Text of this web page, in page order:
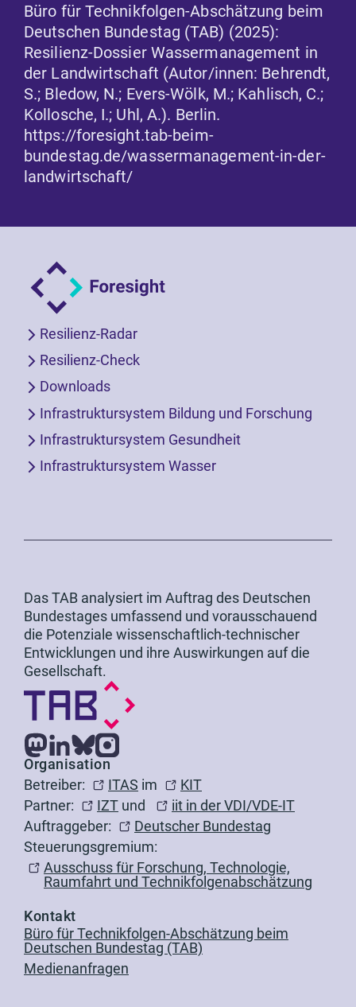
Büro für Technikfolgen-Abschätzung beim
Deutschen Bundestag (TAB) (2025):
Resilienz-Dossier Wassermanagement in
der Landwirtschaft (Autor/innen: Behrendt,
S.; Bledow, N.; Evers-Wölk, M.; Kahlisch, C.;
Kollosche, I.; Uhl, A.). Berlin.
https://foresight.tab-beim-
bundestag.de/wassermanagement-in-der-
landwirtschaft/
Resilienz-Radar
Resilienz-Check
Downloads
Infrastruktursystem Bildung und Forschung
Infrastruktursystem Gesundheit
Infrastruktursystem Wasser
Das TAB analysiert im Auftrag des Deutschen
Bundestages umfassend und vorausschauend
die Potenziale wissenschaftlich-technischer
Entwicklungen und ihre Auswirkungen auf die
Gesellschaft.
Organisation
Betreiber:
ITAS im
KIT
Partner:
IZT und
iit in der VDI/VDE-IT
Auftraggeber:
Deutscher Bundestag
Steuerungsgremium:
Ausschuss für Forschung, Technologie,
Raumfahrt und Technikfolgenabschätzung
Kontakt
Büro für Technikfolgen-Abschätzung beim
Deutschen Bundestag (TAB)
Medienanfragen